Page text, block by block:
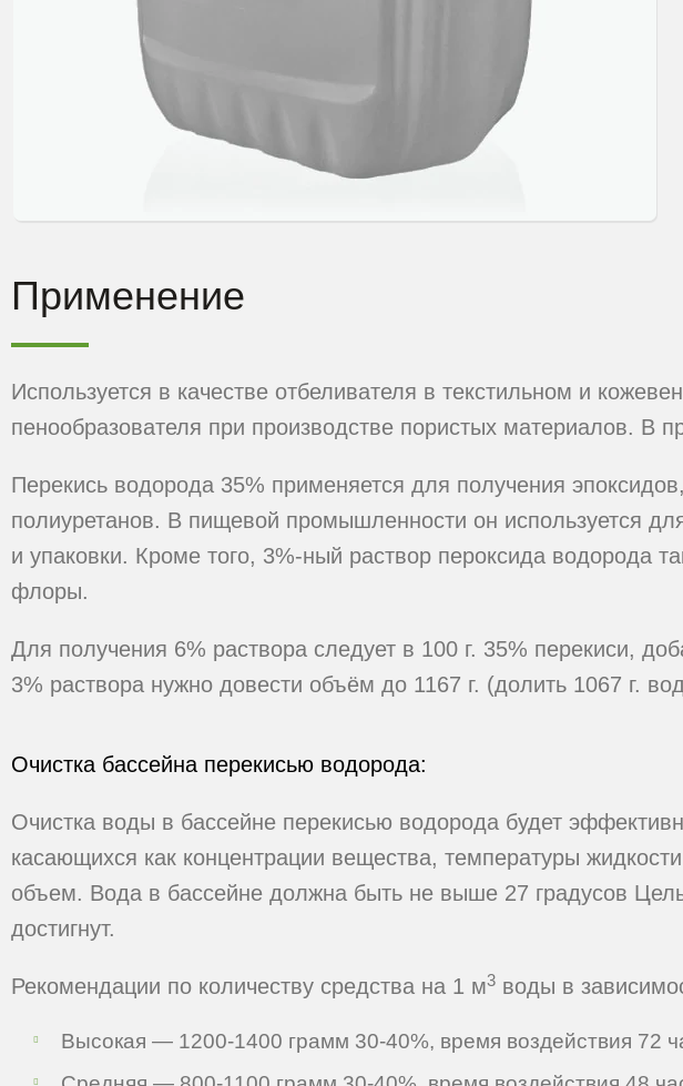
Применение
Используется в качестве отбеливателя в текстильном и
пенообразователя при производстве пористых материалов. В
Перекись водорода 35% применяется для получения
полиуретанов. В пищевой промышленности он используется
и упаковки. Кроме того, 3%-ный раствор пероксида водорода
флоры.
Для получения 6% раствора следует в 100 г. 35% перекиси,
3% раствора нужно довести объём до 1167 г. (долить 1067 г.
Очистка бассейна перекисью водорода:
Очистка воды в бассейне перекисью водорода будет
касающихся как концентрации вещества, температуры
объем. Вода в бассейне должна быть не выше 27 градусов
достигнут.
Рекомендации по количеству средства на 1 м3 воды в
Высокая — 1200-1400 грамм 30-40%, время воздействия 72